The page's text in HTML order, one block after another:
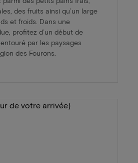
des fruits ainsi qu’un large
et froids. Dans une
profitez d’un début de
par les paysages
des Fourons.